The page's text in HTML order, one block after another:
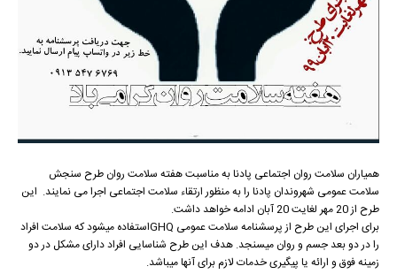
همیاران سلامت روان اجتماعی پادنا به مناسبت هفته سلامت روان طرح سنجش
سلامت عمومی شهروندان پادنا را به منظور ارتقاء سلامت اجتماعی اجرا می نمایند. این
طرح از 20 مهر لغایت 20 آبان ادامه خواهد داشت.
برای اجرای این طرح از پرسشنامه سلامت عمومی GHQاستفاده میشود که سلامت افراد
را در دو بعد جسم و روان میسنجد. هدف این طرح شناسایی افراد دارای مشکل در دو
زمینه فوق و ارائه یا پیگیری خدمات لازم برای آنها میباشد.